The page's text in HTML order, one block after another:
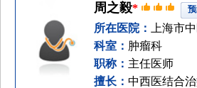
周之毅*
所在医院：
上海市
科室： 肿瘤科
职称： 主任医师
擅长： 中西医结合